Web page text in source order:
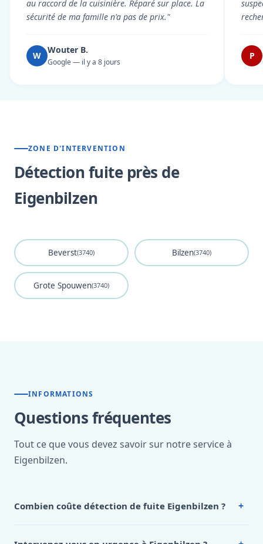
au raccord de la cuisinière. Réparé sur place. La
sécurité de ma famille n'a pas de prix."
W
Wouter B.
Google — il y a 8 jours
P
ZONE D'INTERVENTION
Détection fuite près de
Eigenbilzen
Beverst(3740) Bilzen(3740)
Grote Spouwen(3740)
INFORMATIONS
Questions fréquentes
Tout ce que vous devez savoir sur notre service à
Eigenbilzen.
Combien coûte détection de fuite Eigenbilzen ? +